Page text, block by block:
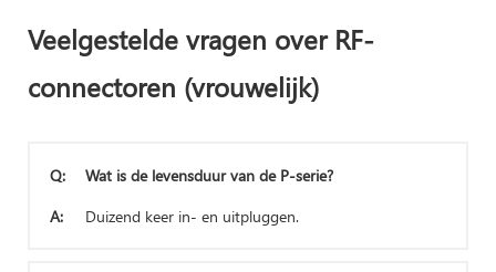
Veelgestelde vragen over RF-
connectoren (vrouwelijk)
Q:
Wat is de levensduur van de P-serie?
A:
Duizend keer in- en uitpluggen.